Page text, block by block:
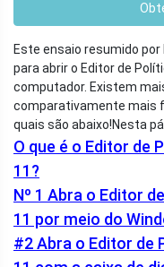
Este ensaio resumido
para abrir o Editor de
computador. Existem
comparativamente mais
quais são abaixo!Nesta
O que é o Editor de
11?
Nº 1 Abra o Editor
11 por meio do
#2 Abra o Editor de